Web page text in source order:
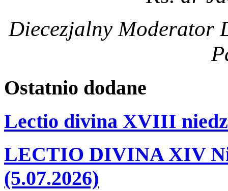
Diecezjalny Moderator
Ostatnio dodane
Lectio divina XVIII
LECTIO DIVINA XIV
(5.07.2026)